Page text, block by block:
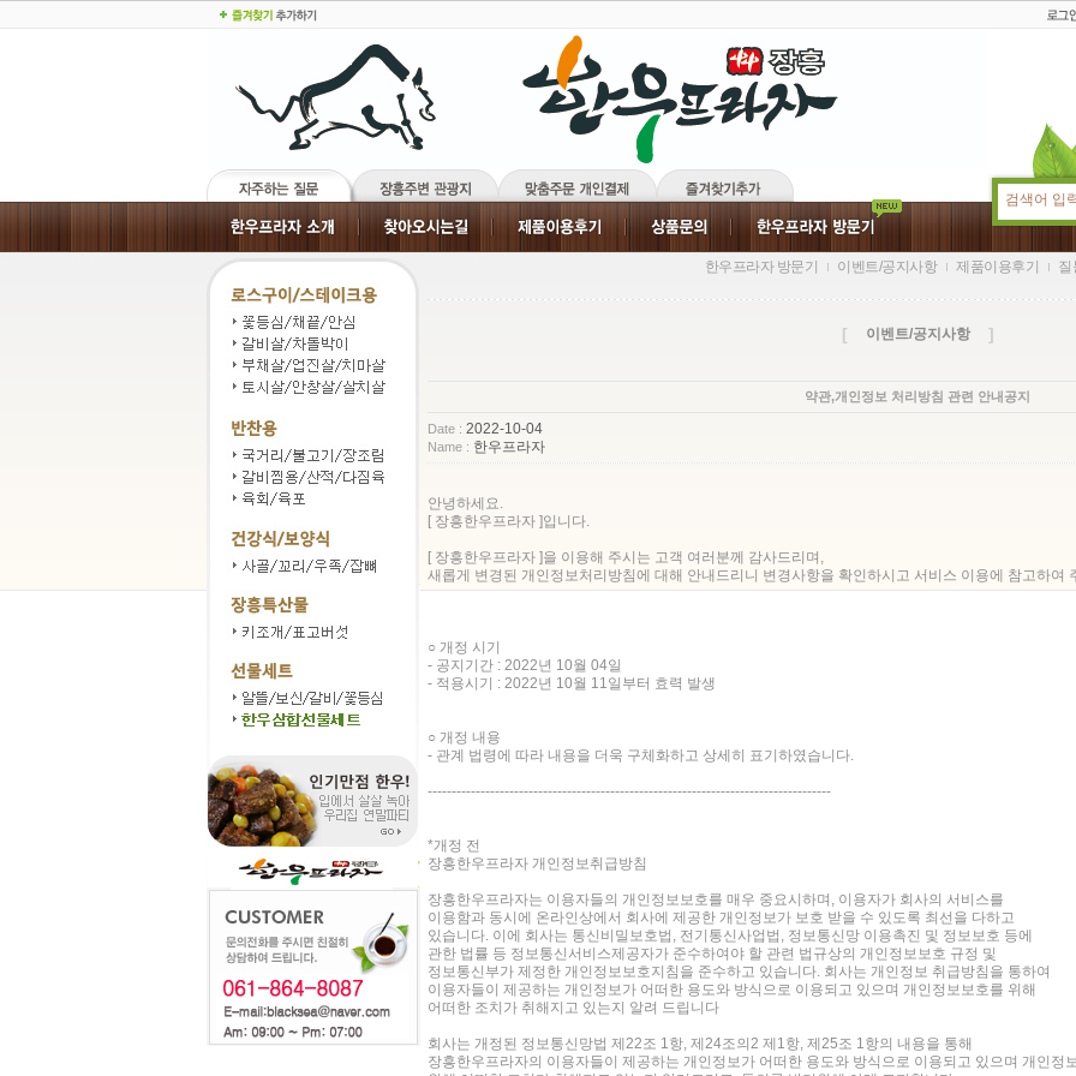
한우프라자 방문기 이벤트/공지사항 제품이용후기 질
[ 이벤트/공지사항 ]
약관,개인정보 처리방침 관련 안내공지
Date : 2022-10-04
Name : 한우프라자
안녕하세요.
[ 장흥한우프라자 ]입니다.
[ 장흥한우프라자 ]을 이용해 주시는 고객 여러분께 감사드리며,
새롭게 변경된 개인정보처리방침에 대해 안내드리니 변경사항을 확인하시고 서비스 이용에 참고하여
○ 개정 시기
- 공지기간 : 2022년 10월 04일
- 적용시기 : 2022년 10월 11일부터 효력 발생
○ 개정 내용
- 관계 법령에 따라 내용을 더욱 구체화하고 상세히 표기하였습니다.
------------------------------------------------------------------------------------
*개정 전
장흥한우프라자 개인정보취급방침
장흥한우프라자는 이용자들의 개인정보보호를 매우 중요시하며, 이용자가 회사의 서비스를
이용함과 동시에 온라인상에서 회사에 제공한 개인정보가 보호 받을 수 있도록 최선을 다하고
있습니다. 이에 회사는 통신비밀보호법, 전기통신사업법, 정보통신망 이용촉진 및 정보보호 등에
관한 법률 등 정보통신서비스제공자가 준수하여야 할 관련 법규상의 개인정보보호 규정 및
정보통신부가 제정한 개인정보보호지침을 준수하고 있습니다. 회사는 개인정보 취급방침을 통하여
이용자들이 제공하는 개인정보가 어떠한 용도와 방식으로 이용되고 있으며 개인정보보호를 위해
어떠한 조치가 취해지고 있는지 알려 드립니다
회사는 개정된 정보통신망법 제22조 1항, 제24조의2 제1항, 제25조 1항의 내용을 통해
장흥한우프라자의 이용자들이 제공하는 개인정보가 어떠한 용도와 방식으로 이용되고 있으며 개인정